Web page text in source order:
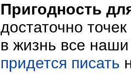
Пригодность
достаточно
в жизнь все
придется писать